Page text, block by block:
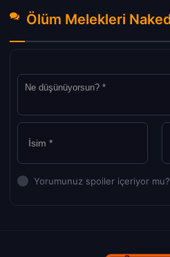
Yorumunuz spoiler içeriyor mu?